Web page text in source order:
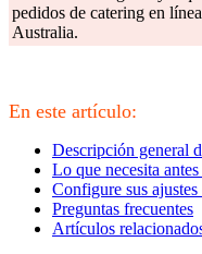
pedidos de catering en
Australia.
En este artículo:
Descripción general
Lo que necesita
Configure sus
Preguntas frecuentes
Artículos